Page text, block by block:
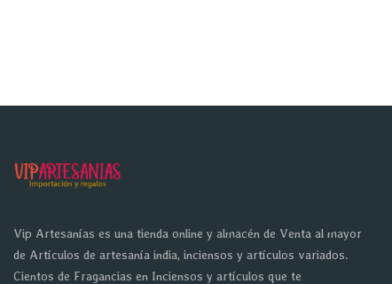
Vip Artesanías es una tienda online y almacén de Venta al mayor
de Artículos de artesanía india, inciensos y artículos variados.
Cientos de Fragancias en Inciensos y artículos que te